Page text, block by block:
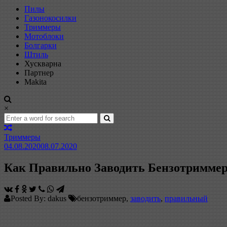
Пилы
Газонокосилки
Триммеры
Мотоблоки
Болгарки
Штиль
Хускварна
Партнер
Makita
×
Триммеры
04.08.202008.07.2020
Как Правильно Заводить
Posted By: dakus бензотриммер, заводить, правильный